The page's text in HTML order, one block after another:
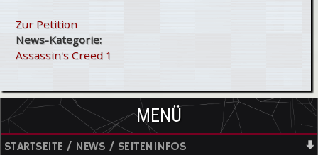
Zur Petition
News-Kategorie:
Assassin's Creed 1
MENÜ
STARTSEITE / NEWS / SEITENINFOS